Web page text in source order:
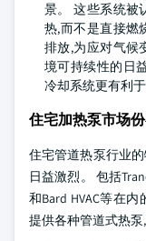
景。 这些系统被
热,而不是直接燃
排放,为应对气候
境可持续性的日
冷却系统更有利于
住宅加热泵市场
住宅管道热泵行业
日益激烈。 包括
和Bard HVAC等在
提供各种管道式热泵